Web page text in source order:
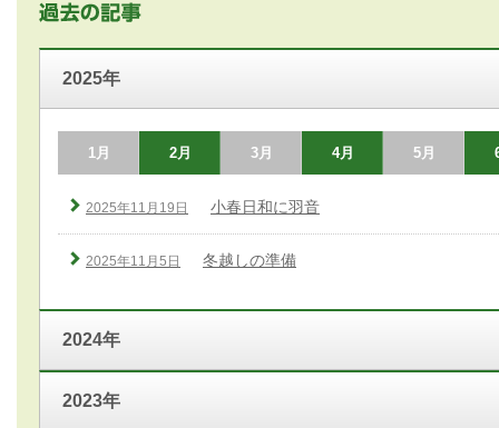
2025年
1月 2月 3月 4月 5月
2025年11月19日 小春日和に羽音
2025年11月5日 冬越しの準備
2024年
2023年